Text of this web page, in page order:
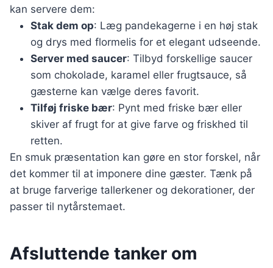
kan servere dem:
Stak dem op: Læg pandekagerne i en høj stak
og drys med flormelis for et elegant udseende.
Server med saucer: Tilbyd forskellige saucer
som chokolade, karamel eller frugtsauce, så
gæsterne kan vælge deres favorit.
Tilføj friske bær: Pynt med friske bær eller
skiver af frugt for at give farve og friskhed til
retten.
En smuk præsentation kan gøre en stor forskel, når
det kommer til at imponere dine gæster. Tænk på
at bruge farverige tallerkener og dekorationer, der
passer til nytårstemaet.
Afsluttende tanker om